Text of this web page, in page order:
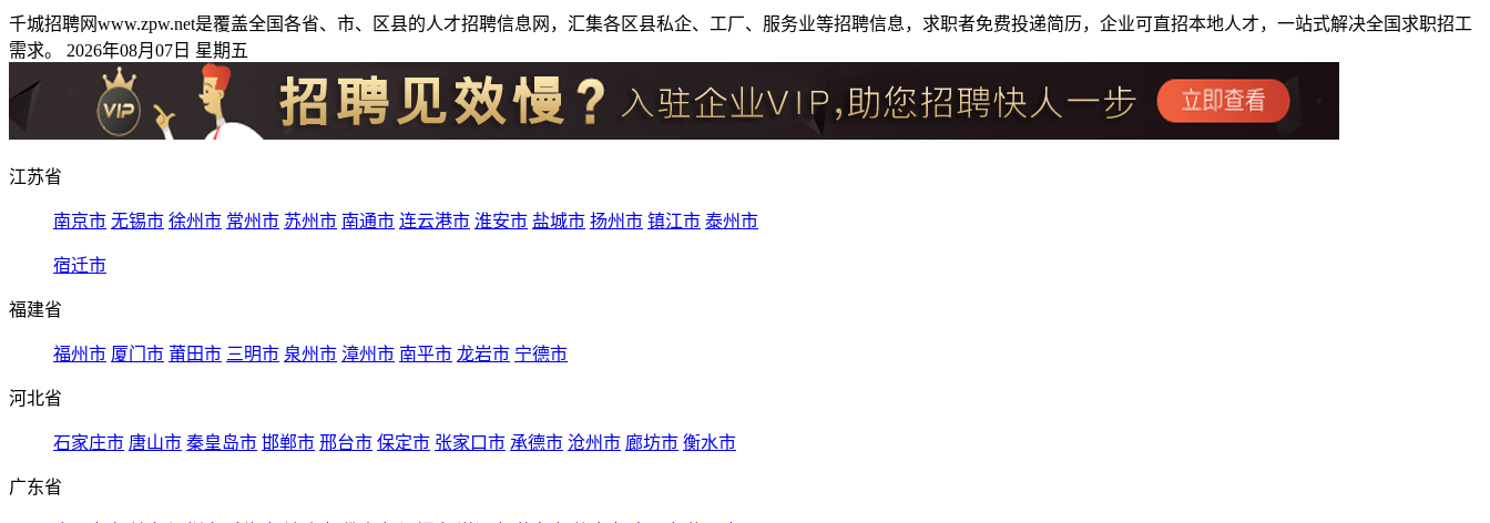
千城招聘网www.zpw.net是覆盖全国各省、市、区县的人才招聘信息网，汇集各区县私企、工厂、服务业等招聘信息，求职者免费投递简历，企业可直招本地人才，一站式解决全国求职招工
需求。 2026年08月07日 星期五
江苏省
南京市 无锡市 徐州市 常州市 苏州市 南通市 连云港市 淮安市 盐城市 扬州市 镇江市 泰州市
宿迁市
福建省
福州市 厦门市 莆田市 三明市 泉州市 漳州市 南平市 龙岩市 宁德市
河北省
石家庄市 唐山市 秦皇岛市 邯郸市 邢台市 保定市 张家口市 承德市 沧州市 廊坊市 衡水市
广东省